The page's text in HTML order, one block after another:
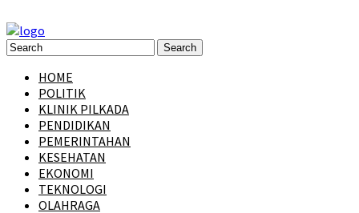
HOME
POLITIK
KLINIK PILKADA
PENDIDIKAN
PEMERINTAHAN
KESEHATAN
EKONOMI
TEKNOLOGI
OLAHRAGA